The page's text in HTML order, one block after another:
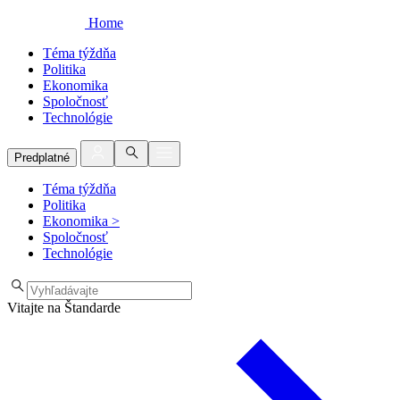
Home
Téma týždňa
Politika
Ekonomika
Spoločnosť
Technológie
Predplatné
Téma týždňa
Politika
Ekonomika >
Spoločnosť
Technológie
Vitajte na Štandarde